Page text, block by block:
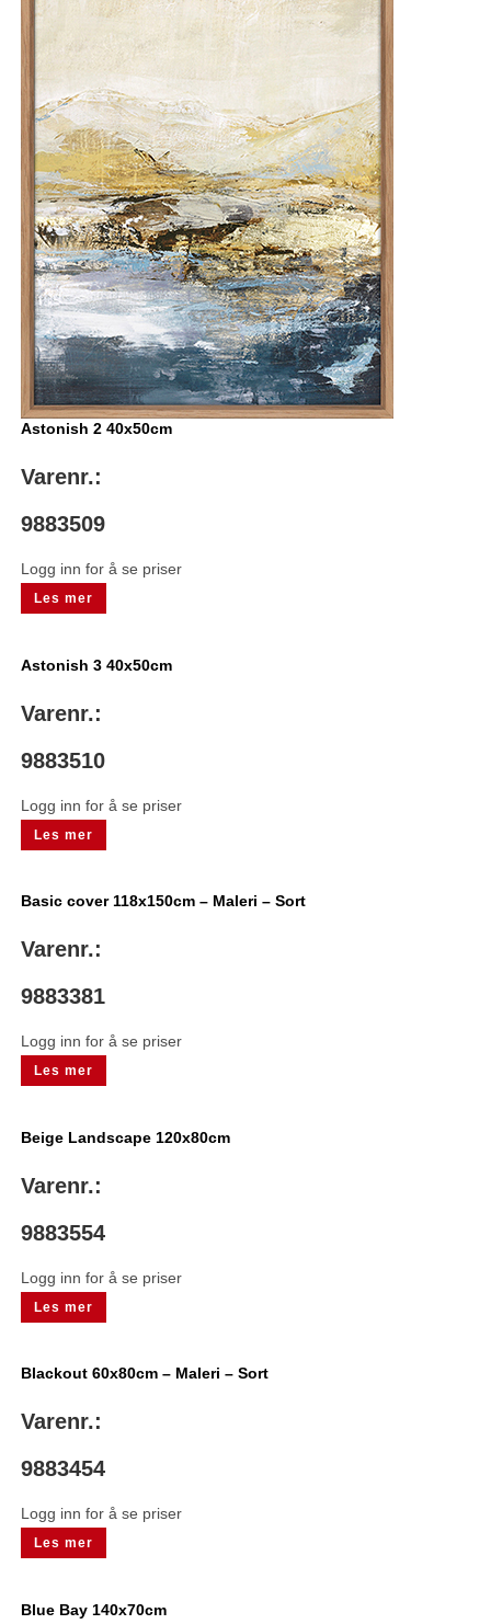
Astonish 2 40x50cm
Varenr.:
9883509
Logg inn for å se priser
Les mer
Astonish 3 40x50cm
Varenr.:
9883510
Logg inn for å se priser
Les mer
Basic cover 118x150cm – Maleri – Sort
Varenr.:
9883381
Logg inn for å se priser
Les mer
Beige Landscape 120x80cm
Varenr.:
9883554
Logg inn for å se priser
Les mer
Blackout 60x80cm – Maleri – Sort
Varenr.:
9883454
Logg inn for å se priser
Les mer
Blue Bay 140x70cm